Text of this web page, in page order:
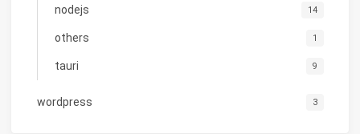
nodejs 14
others 1
tauri 9
wordpress 3